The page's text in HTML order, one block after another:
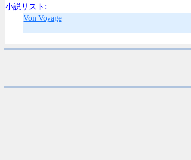
小説リスト:
Von Voyage